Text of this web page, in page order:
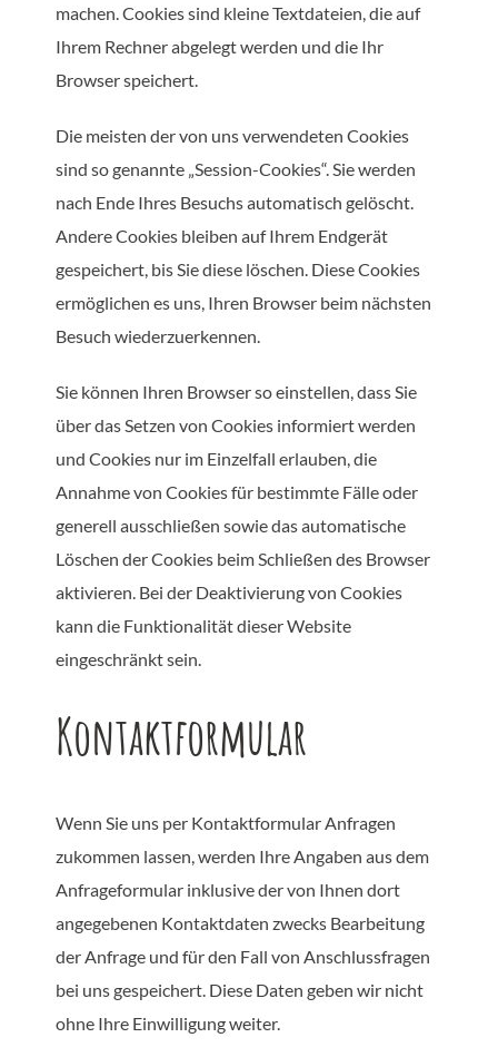
machen. Cookies sind kleine Textdateien, die auf
Ihrem Rechner abgelegt werden und die Ihr
Browser speichert.
Die meisten der von uns verwendeten Cookies
sind so genannte „Session-Cookies“. Sie werden
nach Ende Ihres Besuchs automatisch gelöscht.
Andere Cookies bleiben auf Ihrem Endgerät
gespeichert, bis Sie diese löschen. Diese Cookies
ermöglichen es uns, Ihren Browser beim nächsten
Besuch wiederzuerkennen.
Sie können Ihren Browser so einstellen, dass Sie
über das Setzen von Cookies informiert werden
und Cookies nur im Einzelfall erlauben, die
Annahme von Cookies für bestimmte Fälle oder
generell ausschließen sowie das automatische
Löschen der Cookies beim Schließen des Browser
aktivieren. Bei der Deaktivierung von Cookies
kann die Funktionalität dieser Website
eingeschränkt sein.
Kontaktformular
Wenn Sie uns per Kontaktformular Anfragen
zukommen lassen, werden Ihre Angaben aus dem
Anfrageformular inklusive der von Ihnen dort
angegebenen Kontaktdaten zwecks Bearbeitung
der Anfrage und für den Fall von Anschlussfragen
bei uns gespeichert. Diese Daten geben wir nicht
ohne Ihre Einwilligung weiter.